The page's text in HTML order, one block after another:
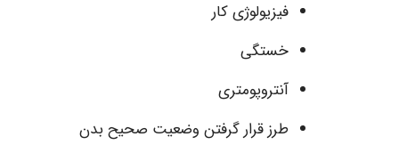
فیزیولوژی کار
خستگی
آنتروپومتری
طرز قرار گرفتن وضعیت صحیح بدن